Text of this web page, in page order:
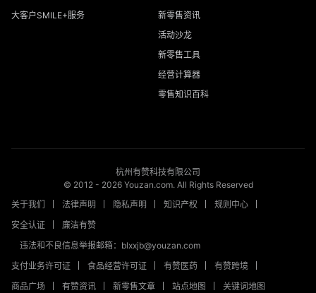
大客户SMILE+服务
新零售资讯
活动沙龙
新零售工具
经营计算器
零售知识百科
杭州有赞科技有限公司
© 2012 - 2026Youzan.com. All Rights Reserved
关于我们
法律声明 隐私声明 知识产权
规则中心
安全认证
廉洁有赞
违法和不良信息举报邮箱：blxxjb@youzan.com
支付业务许可证
食品经营许可证 有赞医药
有赞跨境
商品广场
有赞资讯 新零售文章 站点地图 关键词地图